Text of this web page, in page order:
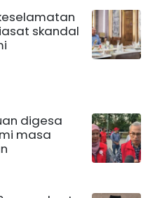
skandal
digesa
masa